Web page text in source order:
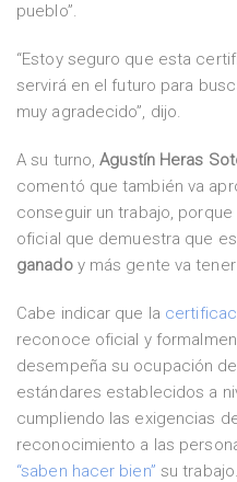
pueblo”.
“Estoy seguro que esta
servirá en el futuro para
muy agradecido”, dijo.
A su turno,Agustín Heras
comentó que también va
conseguir un trabajo,
oficial que demuestra que
ganadoy más gente va
Cabe indicar que la
reconoce oficial y
desempeña su ocupación
estándares establecidos a
cumpliendo las exigencias
reconocimiento a las
“saben hacer bien” su trabajo.